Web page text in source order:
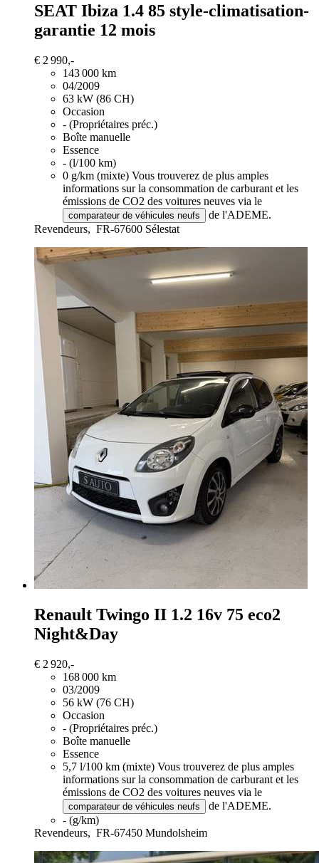
SEAT Ibiza 1.4 85 style-climatisation-
garantie 12 mois
€ 2 990,-
143 000 km
04/2009
63 kW (86 CH)
Occasion
- (Propriétaires préc.)
Boîte manuelle
Essence
- (l/100 km)
0 g/km (mixte) Vous trouverez de plus amples
informations sur la consommation de carburant et les
émissions de CO2 des voitures neuves via le
comparateur de véhicules neufs
de l'ADEME.
Revendeurs, FR-67600 Sélestat
Renault Twingo II 1.2 16v 75 eco2
Night&Day
€ 2 920,-
168 000 km
03/2009
56 kW (76 CH)
Occasion
- (Propriétaires préc.)
Boîte manuelle
Essence
5,7 l/100 km (mixte) Vous trouverez de plus amples
informations sur la consommation de carburant et les
émissions de CO2 des voitures neuves via le
comparateur de véhicules neufs
de l'ADEME.
- (g/km)
Revendeurs, FR-67450 Mundolsheim